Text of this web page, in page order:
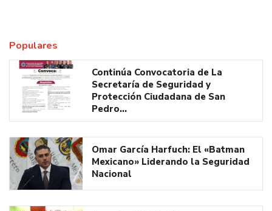
Populares
Continúa Convocatoria de La
Secretaría de Seguridad y
Protección Ciudadana de San
Pedro…
Omar García Harfuch: El «Batman
Mexicano» Liderando la Seguridad
Nacional